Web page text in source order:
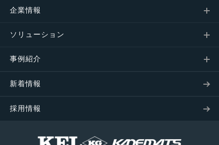
企業情報
ソリューション
事例紹介
新着情報
採用情報